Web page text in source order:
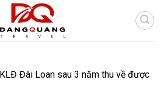
Đài Loan sau 3 năm thu về được